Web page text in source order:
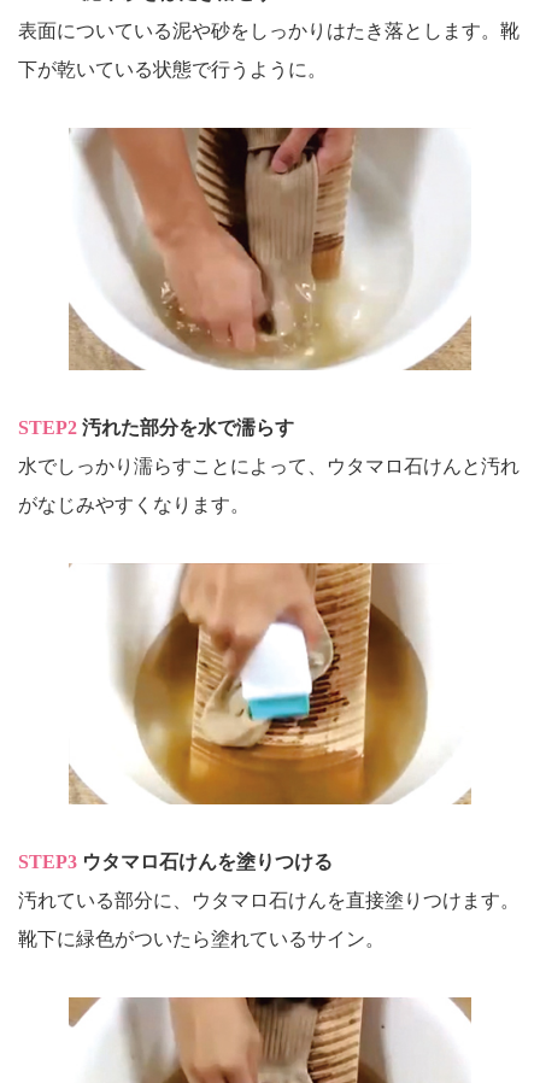
表面についている泥や砂をしっかりはたき落とします。靴
下が乾いている状態で行うように。
STEP2 汚れた部分を水で濡らす
水でしっかり濡らすことによって、ウタマロ石けんと汚れ
がなじみやすくなります。
STEP3 ウタマロ石けんを塗りつける
汚れている部分に、ウタマロ石けんを直接塗りつけます。
靴下に緑色がついたら塗れているサイン。